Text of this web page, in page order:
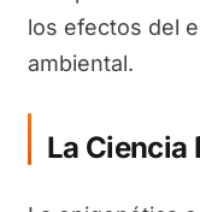
los efectos del
ambiental.
La Ciencia